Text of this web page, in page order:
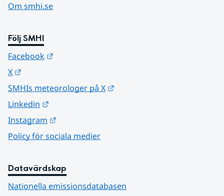
Om smhi.se
Följ SMHI
Facebook
X
SMHIs meteorologer på X
Linkedin
Instagram
Policy för sociala medier
Datavärdskap
Nationella emissionsdatabasen